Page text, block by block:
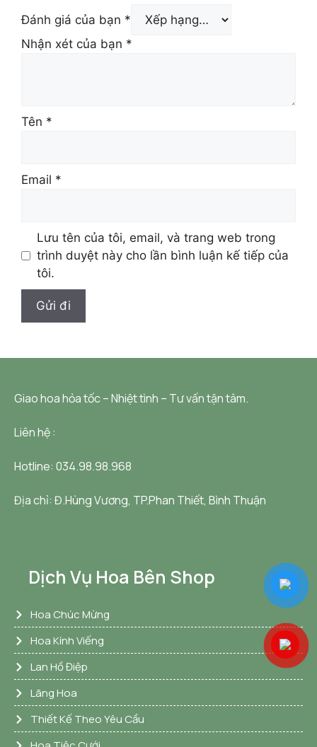
Đánh giá của bạn *
Nhận xét của bạn *
Tên *
Email *
Lưu tên của tôi, email, và trang web trong
trình duyệt này cho lần bình luận kế tiếp của
tôi.
Giao hoa hỏa tốc – Nhiệt tình – Tư vấn tận tâm.
Liên hệ :
Hotline: 034.98.98.968
Địa chỉ: Đ.Hùng Vương, TP.Phan Thiết, Bình Thuận
Dịch Vụ Hoa Bên Shop
Hoa Chúc Mừng
Hoa Kính Viếng
Lan Hồ Điệp
Lãng Hoa
Thiết Kế Theo Yêu Cầu